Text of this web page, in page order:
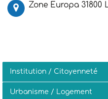
Zone Europa 31800
Institution / Citoyenneté
Urbanisme / Logement